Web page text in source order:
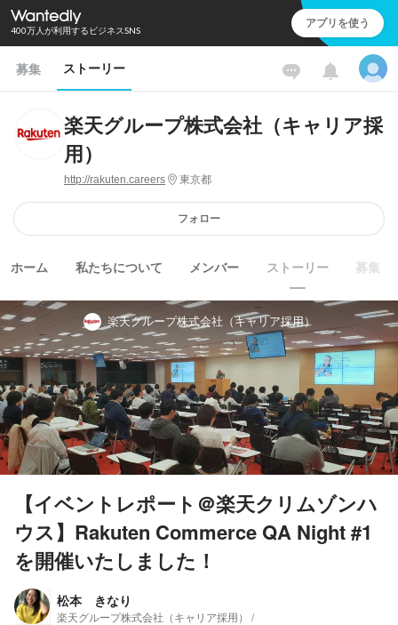
400万人が利用するビジネスSNS アプリを使う
募集 ストーリー
楽天グループ株式会社（キャリア採
用）
http://rakuten.careers 東京都
フォロー
ホーム 私たちについて メンバー ストーリー 募集
楽天グループ株式会社（キャリア採用）
【イベントレポート＠楽天クリムゾンハ
ウス】Rakuten Commerce QA Night #1
を開催いたしました！
松本 きなり
楽天グループ株式会社（キャリア採用） /